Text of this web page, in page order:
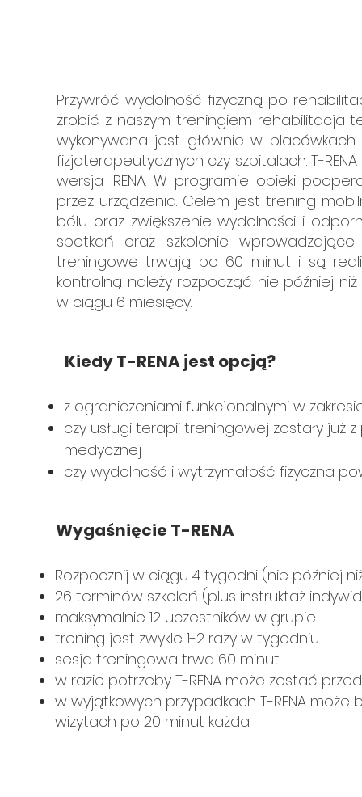
Przywróć wydolność fizyczną po
zrobić z naszym treningiem rehabilitacja
wykonywana jest głównie w
fizjoterapeutycznych czy szpitalach. T-
wersja IRENA. W programie opieki
przez urządzenia. Celem jest trening
bólu oraz zwiększenie wydolności i
spotkań oraz szkolenie
treningowe trwają po 60 minut i są
kontrolną należy rozpocząć nie później
w ciągu 6 miesięcy.
Kiedy T-RENA jest opcją?
z ograniczeniami funkcjonalnymi w
czy usługi terapii treningowej zostały
medycznej
czy wydolność i wytrzymałość fizyczna
Wygaśnięcie T-RENA
Rozpocznij w ciągu 4 tygodni (nie później
26 terminów szkoleń (plus instruktaż
maksymalnie 12 uczestników w grupie
trening jest zwykle 1-2 razy w tygodniu
sesja treningowa trwa 60 minut
w razie potrzeby T-RENA może zostać
w wyjątkowych przypadkach T-RENA może
wizytach po 20 minut każda